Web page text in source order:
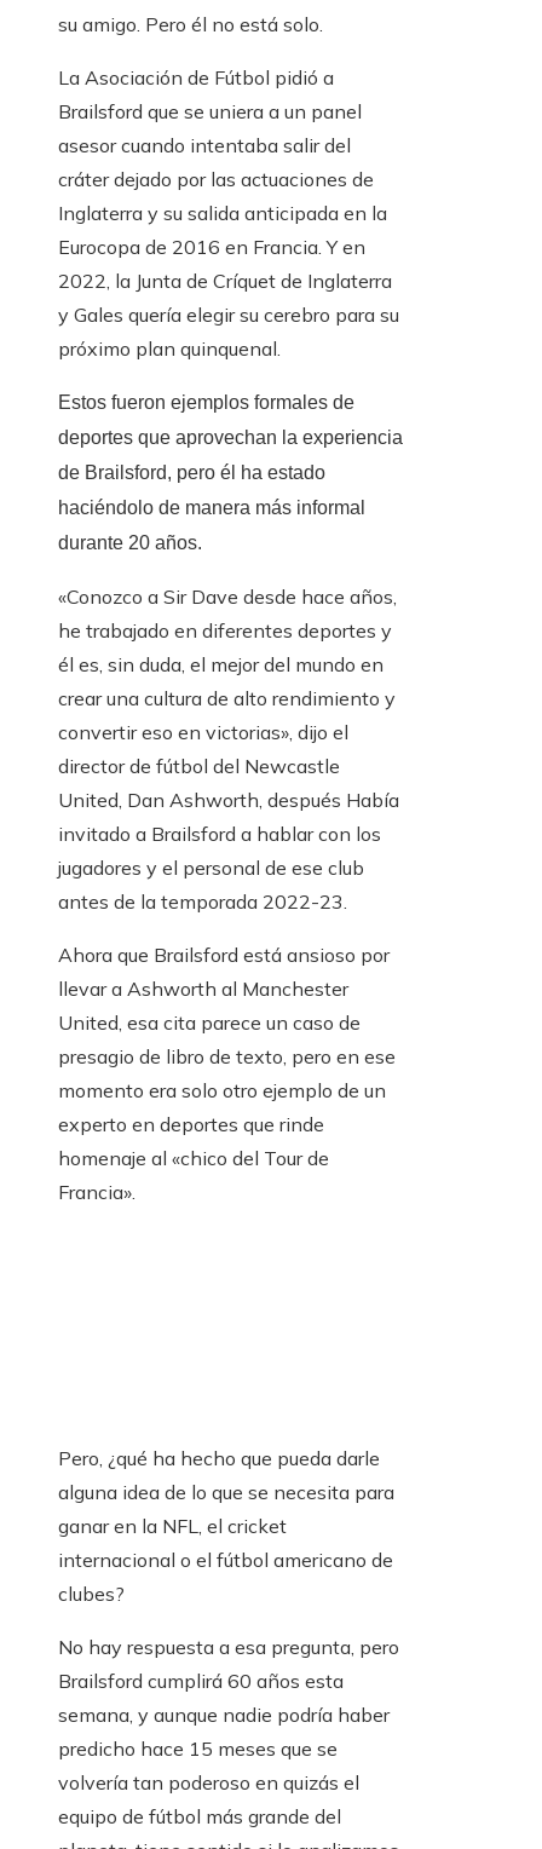
su amigo. Pero él no está solo.
La Asociación de Fútbol pidió a
Brailsford que se uniera a un panel
asesor cuando intentaba salir del
cráter dejado por las actuaciones de
Inglaterra y su salida anticipada en la
Eurocopa de 2016 en Francia. Y en
2022, la Junta de Críquet de Inglaterra
y Gales quería elegir su cerebro para su
próximo plan quinquenal.
Estos fueron ejemplos formales de
deportes que aprovechan la experiencia
de Brailsford, pero él ha estado
haciéndolo de manera más informal
durante 20 años.
«Conozco a Sir Dave desde hace años,
he trabajado en diferentes deportes y
él es, sin duda, el mejor del mundo en
crear una cultura de alto rendimiento y
convertir eso en victorias», dijo el
director de fútbol del Newcastle
United, Dan Ashworth, después Había
invitado a Brailsford a hablar con los
jugadores y el personal de ese club
antes de la temporada 2022-23.
Ahora que Brailsford está ansioso por
llevar a Ashworth al Manchester
United, esa cita parece un caso de
presagio de libro de texto, pero en ese
momento era solo otro ejemplo de un
experto en deportes que rinde
homenaje al «chico del Tour de
Francia».
Pero, ¿qué ha hecho que pueda darle
alguna idea de lo que se necesita para
ganar en la NFL, el cricket
internacional o el fútbol americano de
clubes?
No hay respuesta a esa pregunta, pero
Brailsford cumplirá 60 años esta
semana, y aunque nadie podría haber
predicho hace 15 meses que se
volvería tan poderoso en quizás el
equipo de fútbol más grande del